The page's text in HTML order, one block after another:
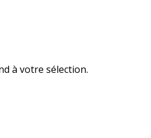
à votre sélection.